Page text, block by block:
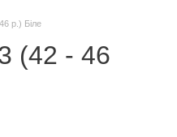
р.) Біле
(42 - 46